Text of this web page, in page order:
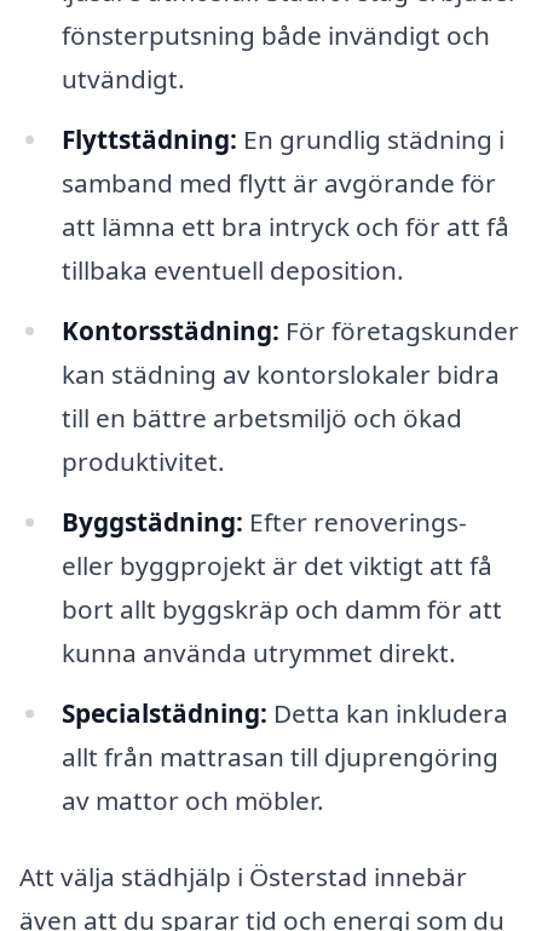
fönsterputsning både invändigt och
utvändigt.
Flyttstädning: En grundlig städning i
samband med flytt är avgörande för
att lämna ett bra intryck och för att få
tillbaka eventuell deposition.
Kontorsstädning: För företagskunder
kan städning av kontorslokaler bidra
till en bättre arbetsmiljö och ökad
produktivitet.
Byggstädning: Efter renoverings-
eller byggprojekt är det viktigt att få
bort allt byggskräp och damm för att
kunna använda utrymmet direkt.
Specialstädning: Detta kan inkludera
allt från mattrasan till djuprengöring
av mattor och möbler.
Att välja städhjälp i Österstad innebär
även att du sparar tid och energi som du